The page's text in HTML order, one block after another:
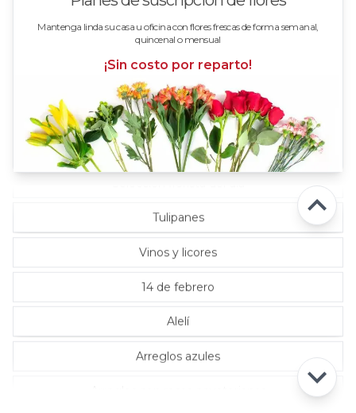
Mantenga linda su casa u oficina con flores frescas de forma semanal,
quincenal o mensual
¡Sin costo por reparto!
14 de febrero
Alelí
Arreglos azules
Rosas en floreros
Rosas Fucsia
Rosas Rojas
Rosas Rosadas
Tulipanes
Vinos y licores